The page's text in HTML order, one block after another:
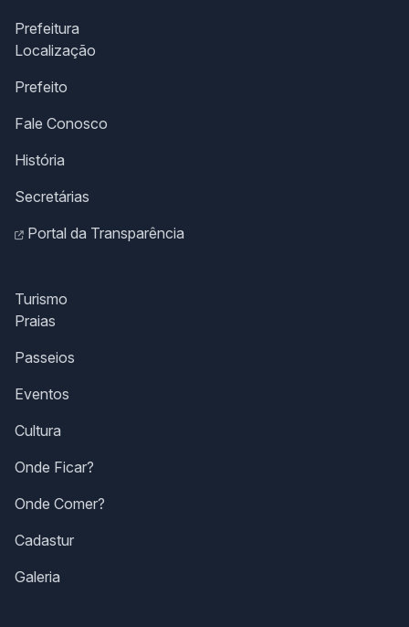
Prefeitura
Localização
Prefeito
Fale Conosco
História
Secretárias
Portal da Transparência
Turismo
Praias
Passeios
Eventos
Cultura
Onde Ficar?
Onde Comer?
Cadastur
Galeria